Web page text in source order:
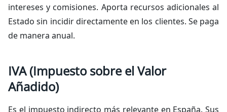
intereses y comisiones. Aporta recursos adicionales al
Estado sin incidir directamente en los clientes. Se paga
de manera anual.
IVA (Impuesto sobre el Valor
Añadido)
Es el impuesto indirecto más relevante en España. Sus